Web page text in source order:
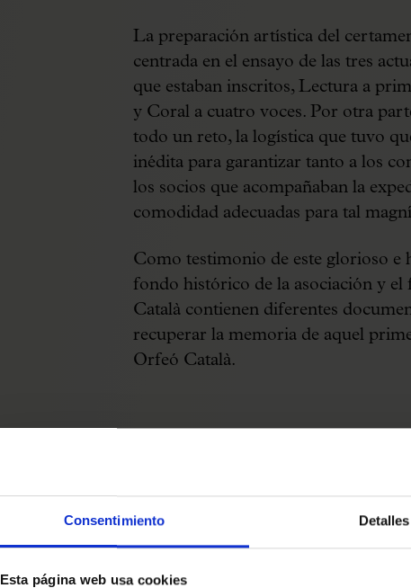
Consentimiento Detalles
Esta página web usa cookies
La preparación artística del
centrada en el ensayo de las tres
que estaban inscritos, Lectura a
y Coral a cuatro voces. Por otra
todo un reto, la logística que tuvo
inédita para garantizar tanto a los
los socios que acompañaban la
comodidad adecuadas para tal
Como testimonio de este glorioso e
fondo histórico de la asociación y
Català contienen diferentes
recuperar la memoria de aquel
Orfeó Català.
La elección del repertorio de libre
Millet que debían interpretar los
obras magistrales y descriptivas del